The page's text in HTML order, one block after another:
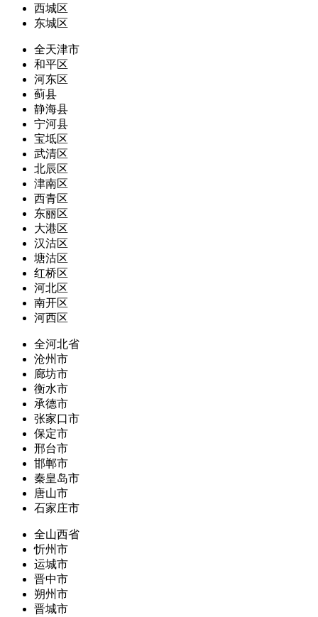
西城区
东城区
全天津市
和平区
河东区
蓟县
静海县
宁河县
宝坻区
武清区
北辰区
津南区
西青区
东丽区
大港区
汉沽区
塘沽区
红桥区
河北区
南开区
河西区
全河北省
沧州市
廊坊市
衡水市
承德市
张家口市
保定市
邢台市
邯郸市
秦皇岛市
唐山市
石家庄市
全山西省
忻州市
运城市
晋中市
朔州市
晋城市